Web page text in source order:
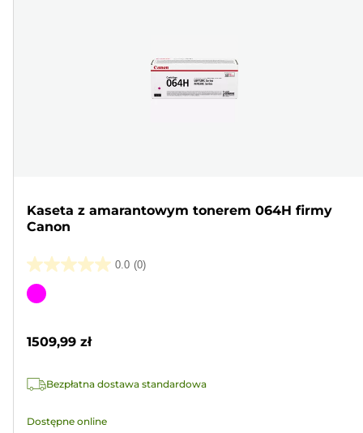
Kaseta z amarantowym tonerem 064H firmy
Canon
0.0 (0)
0.0
na
Wkład
1509,99 zł
Bezpłatna dostawa standardowa
Dostępne online